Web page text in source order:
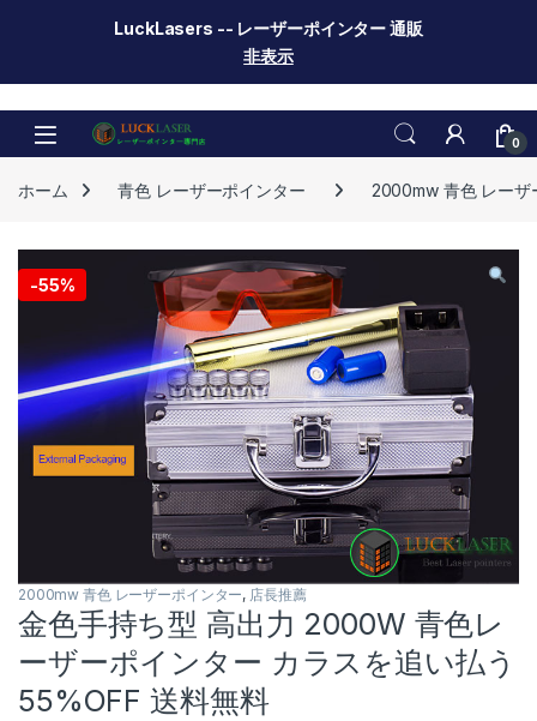
LuckLasers -- レーザーポインター 通販
非表示
Skip to navigation
Skip to content
0
ホーム 青色 レーザーポインター 2000mw 青色 レーザ
-55%
2000mw 青色 レーザーポインター, 店長推薦
金色手持ち型 高出力 2000W 青色レ
ーザーポインター カラスを追い払う
55%OFF 送料無料